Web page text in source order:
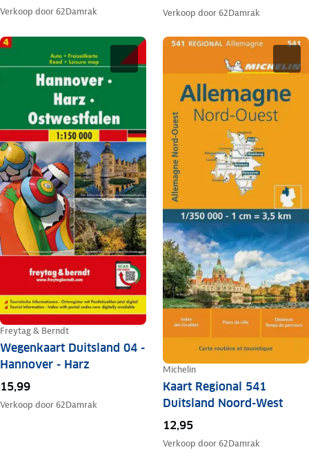
Verkoop door 62Damrak Verkoop door 62Damrak
Freytag & Berndt
Wegenkaart Duitsland 04 -
Hannover - Harz
15,99
Verkoop door 62Damrak
Michelin
Kaart Regional 541
Duitsland Noord-West
12,95
Verkoop door 62Damrak